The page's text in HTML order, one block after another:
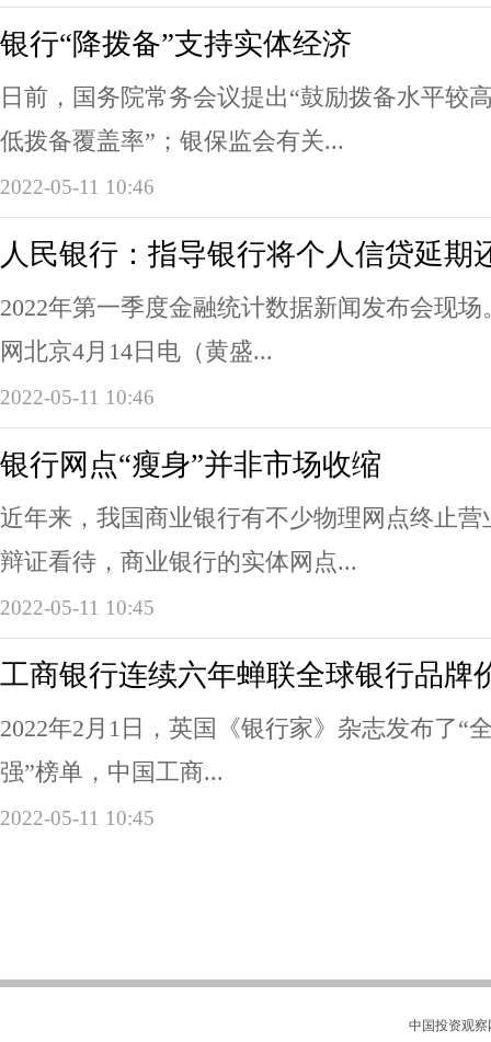
银行“降拨备”支持实体经济
日前，国务院常务会议提出“鼓励拨备水平较
低拨备覆盖率”；银保监会有关...
2022-05-11 10:46
人民银行：指导银行将个人信贷延期
2022年第一季度金融统计数据新闻发布会现
网北京4月14日电（黄盛...
2022-05-11 10:46
银行网点“瘦身”并非市场收缩
近年来，我国商业银行有不少物理网点终止
辩证看待，商业银行的实体网点...
2022-05-11 10:45
工商银行连续六年蝉联全球银行品牌
2022年2月1日，英国《银行家》杂志发布了“
强”榜单，中国工商...
2022-05-11 10:45
中国投资观察